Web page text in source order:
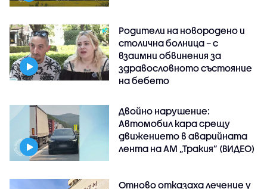
Родители на новородено и
столична болница – с
взаимни обвинения за
здравословното състояние
на бебето
Двойно нарушение:
Автомобил кара срещу
движението в аварийната
лента на АМ „Тракия” (ВИДЕО)
Отново отказаха лечение у